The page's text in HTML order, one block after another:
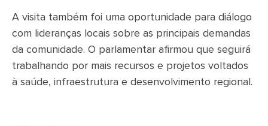
A visita também foi uma oportunidade para diálogo
com lideranças locais sobre as principais demandas
da comunidade. O parlamentar afirmou que seguirá
trabalhando por mais recursos e projetos voltados
à saúde, infraestrutura e desenvolvimento regional.